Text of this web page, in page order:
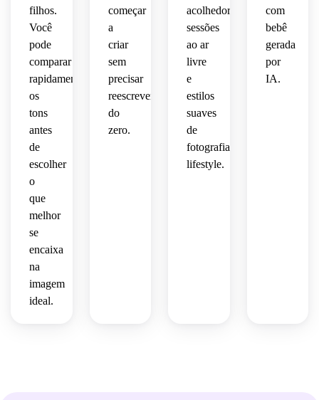
filhos.
Você
pode
comparar
rapidamente
os
tons
antes
de
escolher
o
que
melhor
se
encaixa
na
imagem
ideal.
começar
a
criar
sem
precisar
reescrever
do
zero.
acolhedores,
sessões
ao ar
livre
e
estilos
suaves
de
fotografia
lifestyle.
com
bebê
gerada
por
IA.